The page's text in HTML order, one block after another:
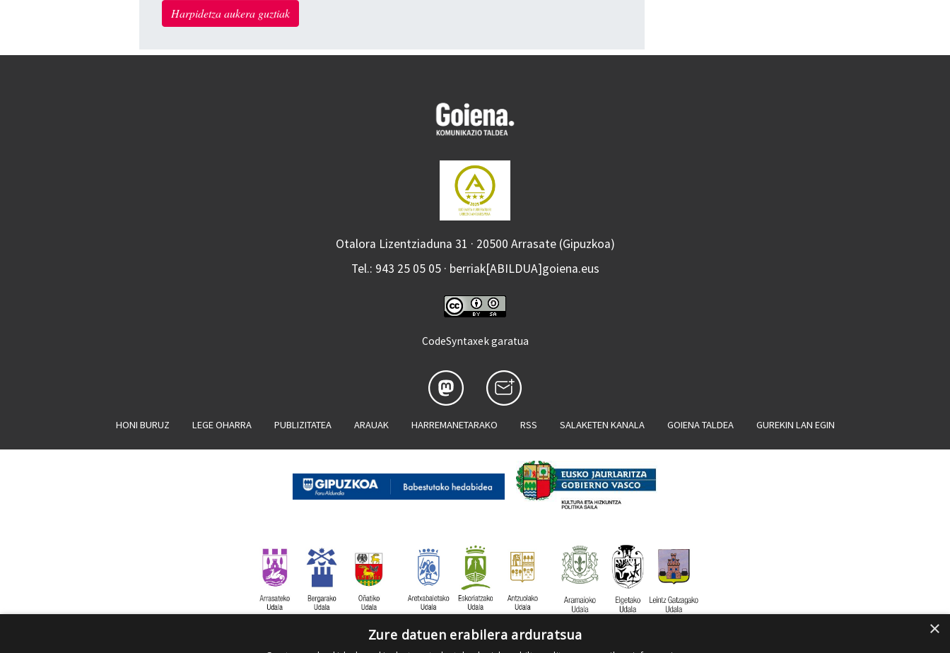
Harpidetza aukera guztiak
Otalora Lizentziaduna 31 · 20500 Arrasate (Gipuzkoa)
Tel.: 943 25 05 05 · berriak[ABILDUA]goiena.eus
CodeSyntaxek garatua
HONI BURUZ LEGE OHARRA PUBLIZITATEA ARAUAK HARREMANETARAKO RSS SALAKETEN KANALA GOIENA TALDEA GUREKIN LAN EGIN
×
Zure datuen erabilera arduratsua